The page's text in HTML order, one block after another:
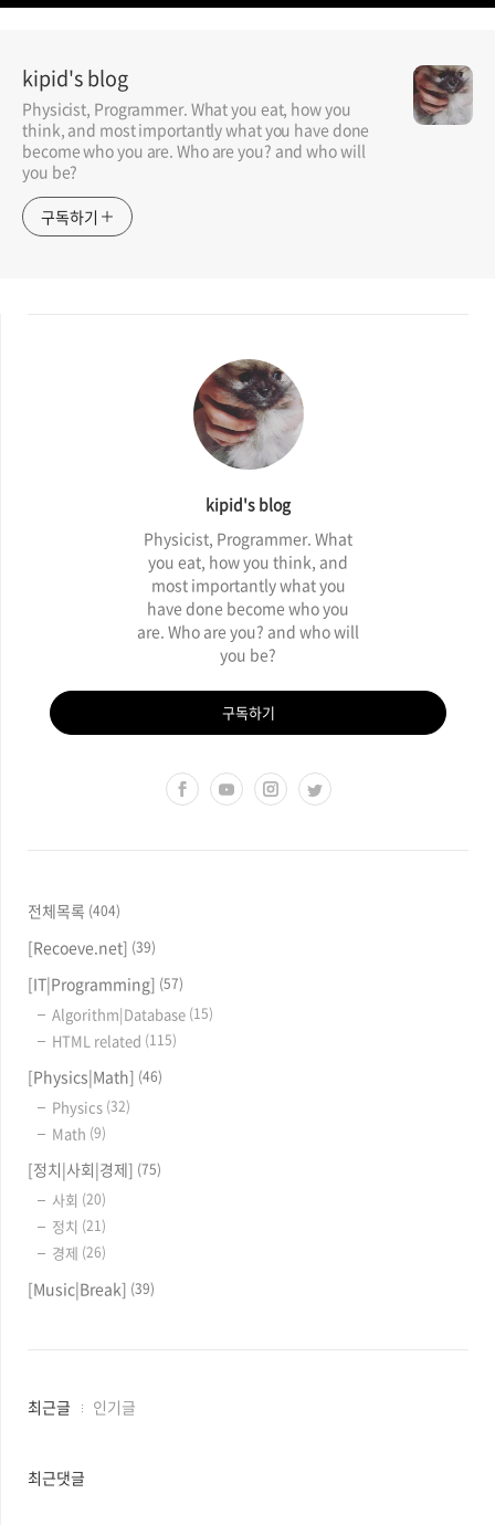
kipid's blog
Physicist, Programmer. What you eat, how you
think, and most importantly what you have done
become who you are. Who are you? and who will
you be?
구독하기
kipid's blog
Physicist, Programmer. What
you eat, how you think, and
most importantly what you
have done become who you
are. Who are you? and who will
you be?
구독하기
전체목록 (404)
[Recoeve.net] (39)
[IT|Programming] (57)
Algorithm|Database (15)
HTML related (115)
[Physics|Math] (46)
Physics (32)
Math (9)
[정치|사회|경제] (75)
사회 (20)
정치 (21)
경제 (26)
[Music|Break] (39)
최
과
인
최근글 인기글
최근댓글